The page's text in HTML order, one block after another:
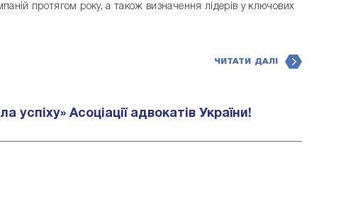
протягом року, а також визначення лідерів у ключових
ЧИТАТИ ДАЛІ
Асоціації адвокатів України!